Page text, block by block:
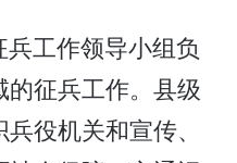
工作领导小组负
征兵工作。县级
役机关和宣传、